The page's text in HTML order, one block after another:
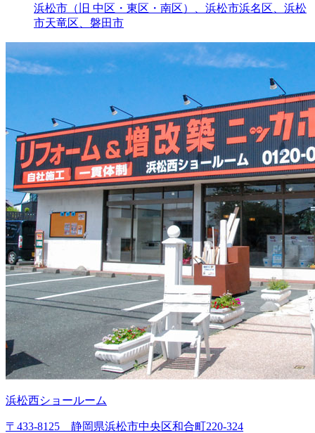
浜松市（旧 中区・東区・南区）、浜松市浜名区、浜松
市天竜区、磐田市
浜松西ショールーム
〒433-8125 静岡県浜松市中央区和合町220-324